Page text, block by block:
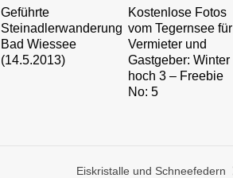
Geführte
Steinadlerwanderung
Bad Wiessee
(14.5.2013)
Kostenlose Fotos
vom Tegernsee für
Vermieter und
Gastgeber: Winter
hoch 3 – Freebie
No: 5
Eiskristalle und Schneefedern